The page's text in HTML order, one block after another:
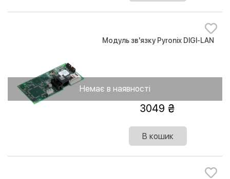
Немає в наявності
Модуль зв'язку Pyronix DIGI-LAN
3049
В кошик